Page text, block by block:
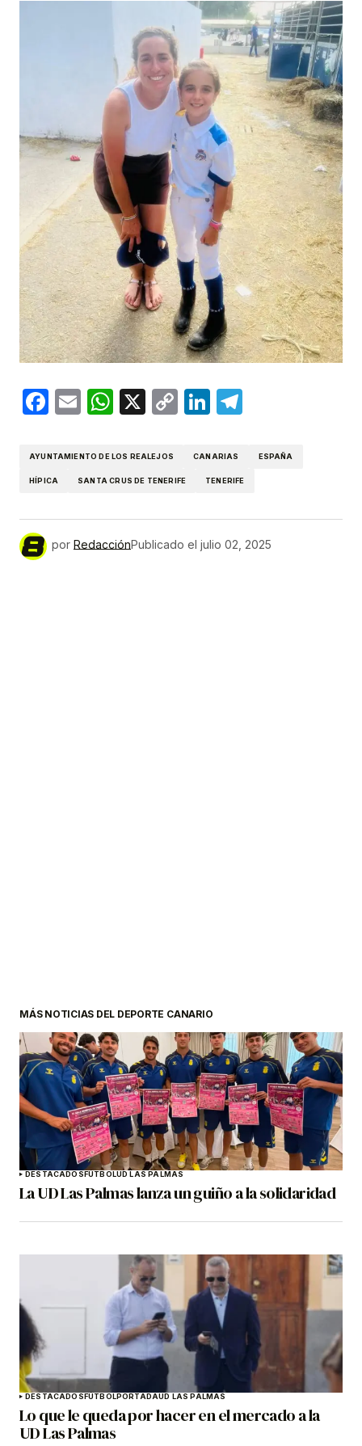
Facebook
EmailWhatsApp
X
CopyLinkedIn
AYUNTAMIENTO DE LOS REALEJOS CANARIAS ESPAÑA
HÍPICA SANTA CRUS DE TENERIFE TENERIFE
por RedacciónPublicado el julio 02, 2025
MÁS NOTICIAS DEL DEPORTE CANARIO
DESTACADOSFÚTBOLUD LAS PALMAS
La UD Las Palmas lanza un guiño a la solidaridad
DESTACADOSFÚTBOLPORTADAUD LAS PALMAS
Lo que le queda por hacer en el mercado a la
UD Las Palmas